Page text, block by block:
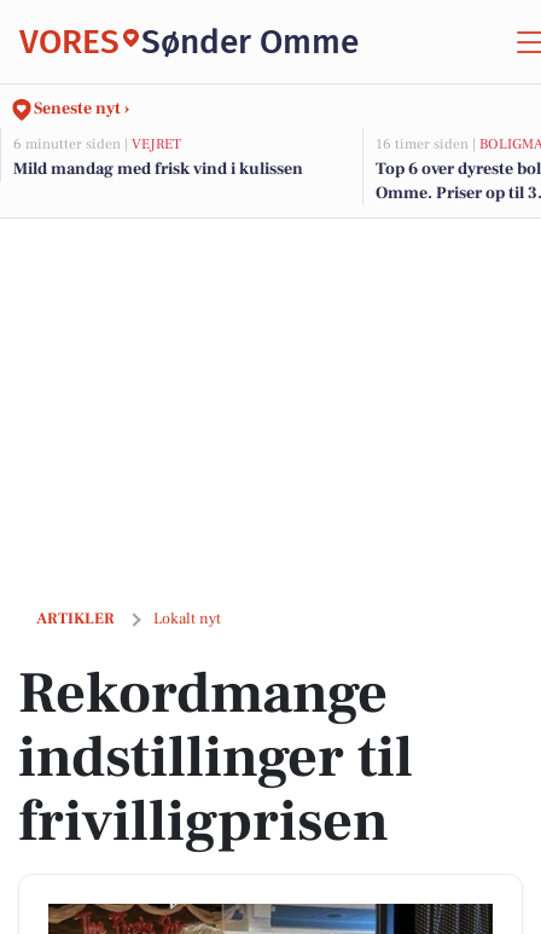
VORES Sønder Omme
Seneste nyt ›
6 minutter siden | VEJRET
Mild mandag med frisk vind i kulissen
16 timer siden |
Top 6 over dyreste
Omme. Priser op til
ARTIKLER Lokalt nyt
Rekordmange indstillinger til frivilligprisen
Rekordmange
indstillinger til
frivilligprisen